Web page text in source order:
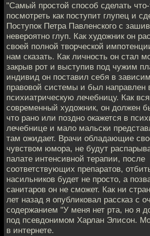
"Самый простой способ сделать
посмотреть как поступит глупец и
Поступок Петра Павленского с
невероятно глуп. Как художник он
своей полной творческой
нам сказать. Как личность он стал
закрыв рот и выступив под чужим
индивид он поставил себя в
правовой системы и был направлен
психиатрическую лечебницу. Как
современный художник, он должен
что рано или поздно окажется в
лечебнице и мало мальски
там ожидает. Врачи обладающие
чувством юмора, не будут
палате интенсивной терапии, после
соответствующих препаратов,
насильников будет не просто, а
санитаров он не сможет. Как ни
лет назад я опубликовал рассказ с
содержанием "У меня нет рта, но я
под псевдонимом Харлан Элисон.
в интернете.